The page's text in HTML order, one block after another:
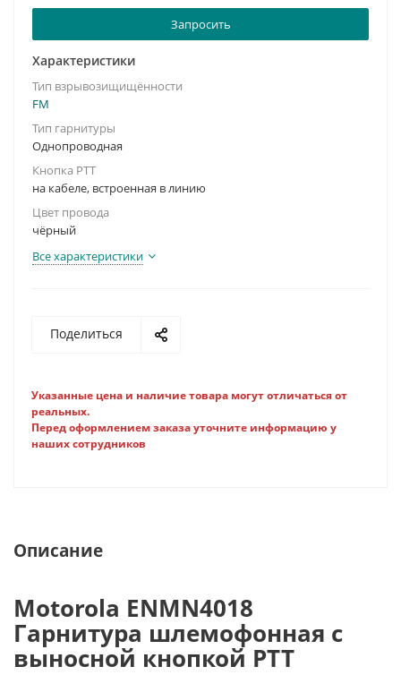
Запросить
Характеристики
Тип взрывозищищённости
FM
Тип гарнитуры
Однопроводная
Кнопка PTT
на кабеле, встроенная в линию
Цвет провода
чёрный
Все характеристики
Поделиться
Указанные цена и наличие товара могут отличаться от
реальных.
Перед оформлением заказа уточните информацию у
наших сотрудников
Описание
Motorola ENMN4018
Гарнитура шлемофонная с
выносной кнопкой РТТ